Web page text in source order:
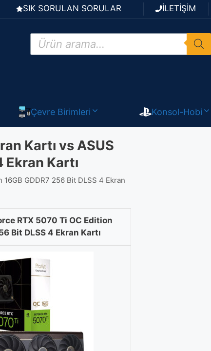
SIK SORULAN SORULAR İLETİŞİM
Products
search
Çevre Birimleri Konsol-Hobi
Kartı vs ASUS
Ekran Kartı
GDDR7 256 Bit DLSS 4 Ekran
RTX 5070 Ti OC Edition
Bit DLSS 4 Ekran Kartı